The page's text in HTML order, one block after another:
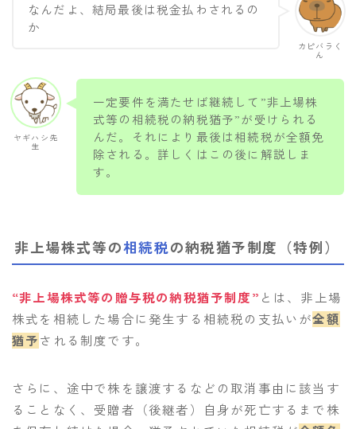
カピバラく
ん
なんだよ、結局最後は税金払わされるの
か
ヤギハシ先
生
一定要件を満たせば継続して”非上場株
式等の相続税の納税猶予”が受けられる
んだ。それにより最後は相続税が全額免
除される。詳しくはこの後に解説しま
す。
非上場株式等の相続税の納税猶予制度（特例）
“非上場株式等の贈与税の納税猶予制度” とは、非上場
株式を相続した場合に発生する相続税の支払いが全額
猶予される制度です。
さらに、途中で株を譲渡するなどの取消事由に該当す
ることなく、受贈者（後継者）自身が死亡するまで株